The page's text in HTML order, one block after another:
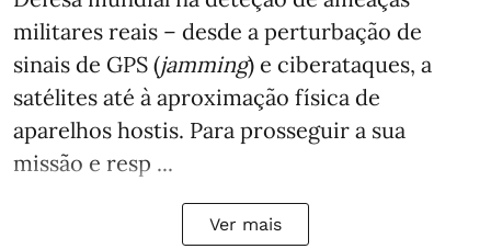
militares reais – desde a perturbação de
sinais de GPS (jamming) e ciberataques, a
satélites até à aproximação física de
aparelhos hostis. Para prosseguir a sua
missão e resp ...
Ver mais